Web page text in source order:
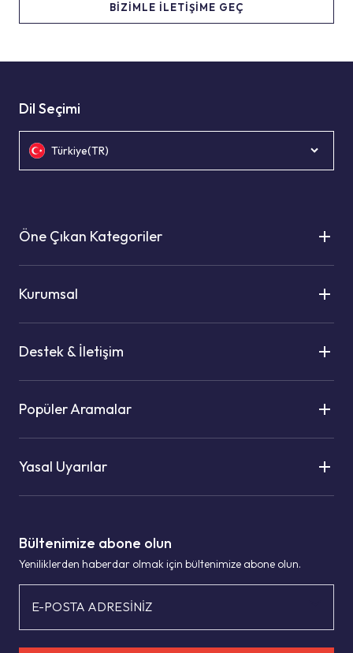
BİZİMLE İLETİŞİME GEÇ
Bültenimize abone olun
Yeniliklerden haberdar olmak için bültenimize abone olun.
E-POSTA ADRESİNİZ
Dil Seçimi
Türkiye(TR)
Öne Çıkan Kategoriler
Kurumsal
Destek & İletişim
Popüler Aramalar
Yasal Uyarılar